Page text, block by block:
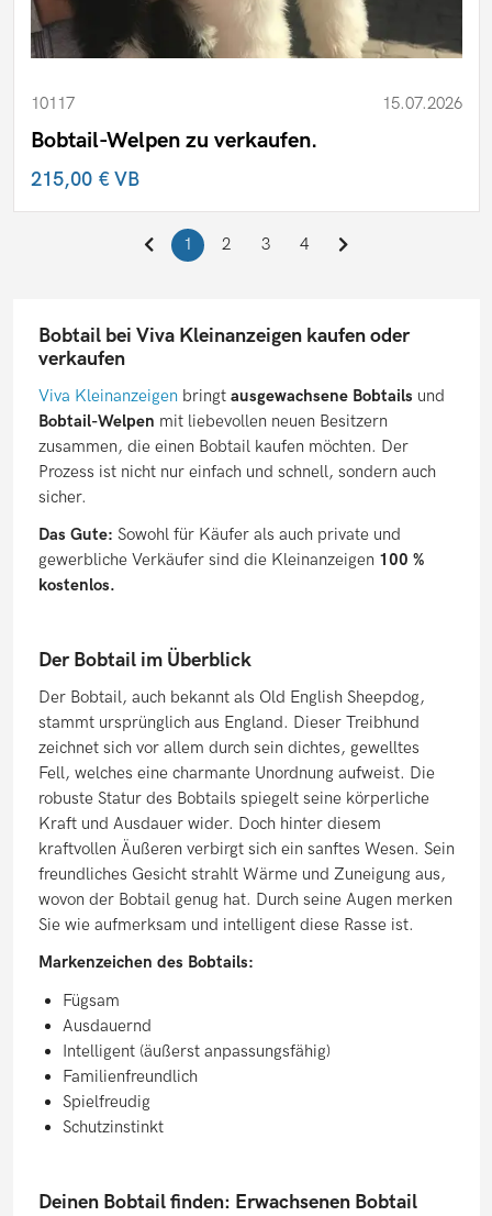
10117 15.07.2026
Bobtail-Welpen zu verkaufen.
215,00 €VB
1 2 3 4
Bobtail bei Viva Kleinanzeigen kaufen oder
verkaufen
Viva Kleinanzeigenbringt ausgewachsene Bobtails und
Bobtail-Welpen mit liebevollen neuen Besitzern
zusammen, die einen Bobtail kaufen möchten. Der
Prozess ist nicht nur einfach und schnell, sondern auch
sicher.
Das Gute: Sowohl für Käufer als auch private und
gewerbliche Verkäufer sind die Kleinanzeigen 100 %
kostenlos.
Der Bobtail im Überblick
Der Bobtail, auch bekannt als Old English Sheepdog,
stammt ursprünglich aus England. Dieser Treibhund
zeichnet sich vor allem durch sein dichtes, gewelltes
Fell, welches eine charmante Unordnung aufweist. Die
robuste Statur des Bobtails spiegelt seine körperliche
Kraft und Ausdauer wider. Doch hinter diesem
kraftvollen Äußeren verbirgt sich ein sanftes Wesen. Sein
freundliches Gesicht strahlt Wärme und Zuneigung aus,
wovon der Bobtail genug hat. Durch seine Augen merken
Sie wie aufmerksam und intelligent diese Rasse ist.
Markenzeichen des Bobtails:
Fügsam
Ausdauernd
Intelligent (äußerst anpassungsfähig)
Familienfreundlich
Spielfreudig
Schutzinstinkt
Deinen Bobtail finden: Erwachsenen Bobtail